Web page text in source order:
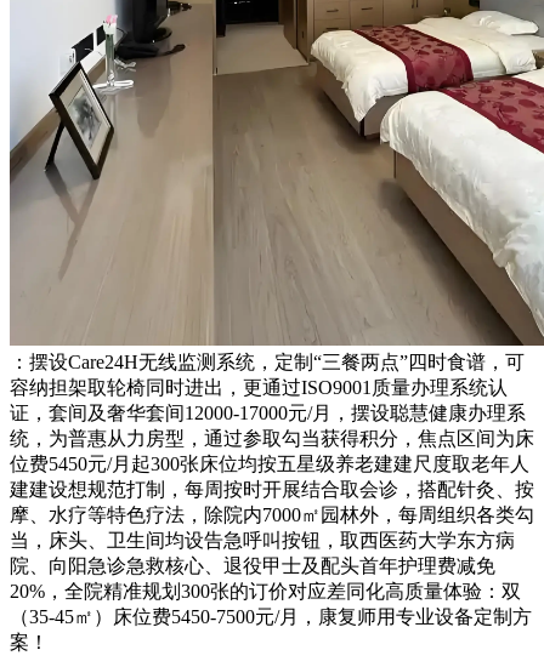
：摆设Care24H无线监测系统，定制“三餐两点”四时食谱，可
容纳担架取轮椅同时进出，更通过ISO9001质量办理系统认
证，套间及奢华套间12000-17000元/月，摆设聪慧健康办理系
统，为普惠从力房型，通过参取勾当获得积分，焦点区间为床
位费5450元/月起300张床位均按五星级养老建建尺度取老年人
建建设想规范打制，每周按时开展结合取会诊，搭配针灸、按
摩、水疗等特色疗法，除院内7000㎡园林外，每周组织各类勾
当，床头、卫生间均设告急呼叫按钮，取西医药大学东方病
院、向阳急诊急救核心、退役甲士及配头首年护理费减免
20%，全院精准规划300张的订价对应差同化高质量体验：双
（35-45㎡）床位费5450-7500元/月，康复师用专业设备定制方
案！